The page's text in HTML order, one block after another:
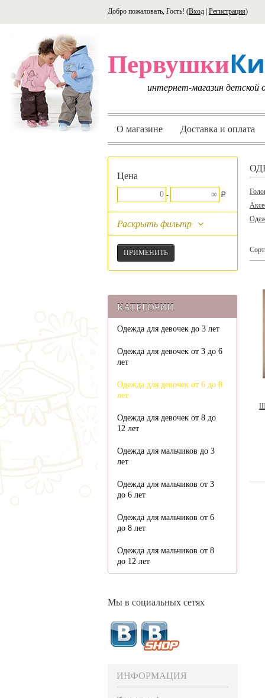
Добро пожаловать, Гость! (Вход Регистрация)
Первушки
интернет-магазин
О магазине Доставка и оплата
Цена
- p
Раскрыть фильтр
КАТЕГОРИИ
Одежда для девочек до 3 лет
Одежда для девочек от 3 до 6
лет
Одежда для девочек от 6 до 8
лет
Одежда для девочек от 8 до
12 лет
Одежда для мальчиков до 3
лет
Одежда для мальчиков от 3
до 6 лет
Одежда для мальчиков от 6
до 8 лет
Одежда для мальчиков от 8
до 12 лет
Мы в социальных сетях
ИНФОРМАЦИЯ